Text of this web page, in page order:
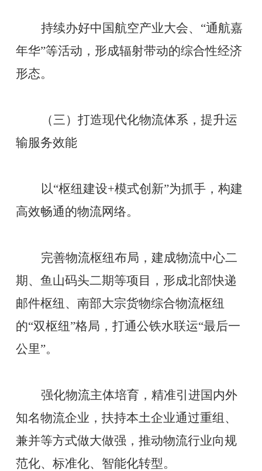
持续办好中国航空产业大会、 “通航嘉
年华”等活动，形成辐射带动的综合性经济
形态。
（三）打造现代化物流体系，提升运
输服务效能
以“枢纽建设+模式创新”为抓手，构建
高效畅通的物流网络。
完善物流枢纽布局，建成物流中心二
期、鱼山码头二期等项目，形成北部快递
邮件枢纽、南部大宗货物综合物流枢纽
的“双枢纽”格局，打通公铁水联运“最后一
公里”。
强化物流主体培育，精准引进国内外
知名物流企业，扶持本土企业通过重组、
兼并等方式做大做强，推动物流行业向规
范化、标准化、智能化转型。